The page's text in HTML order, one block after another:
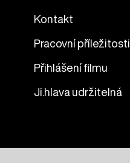
Kontakt
Pracovní příležitosti
Přihlášení filmu
Ji.hlava udržitelná